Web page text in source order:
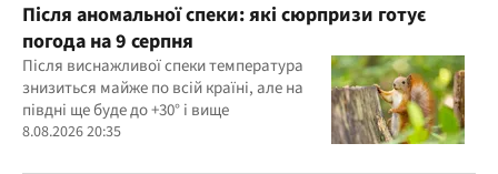
Після аномальної спеки: які сюрпризи готує
погода на 9 серпня
Після виснажливої спеки температура
знизиться майже по всій країні, але на
півдні ще буде до +30° і вище
8.08.2026 20:35